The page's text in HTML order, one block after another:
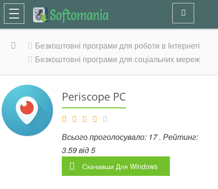
Безкоштовні програми для роботи в Інтернеті
Безкоштовні програми для соціальних мереж
Periscope PC
Всього проголосувало: 17. Рейтинг:
3.59від5
Скачавши Для Windows